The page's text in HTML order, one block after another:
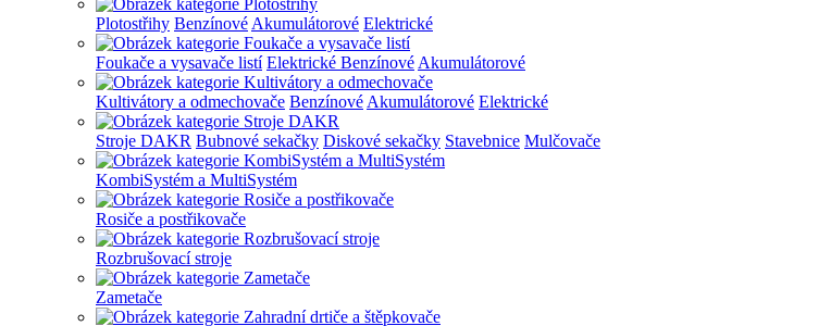
Plotostřihy Benzínové Akumulátorové Elektrické
Foukače a vysavače listí Elektrické Benzínové Akumulátorové
Kultivátory a odmechovače Benzínové Akumulátorové Elektrické
Stroje DAKR Bubnové sekačky Diskové sekačky Stavebnice Mulčovače
KombiSystém a MultiSystém
Rosiče a postřikovače
Rozbrušovací stroje
Zametače